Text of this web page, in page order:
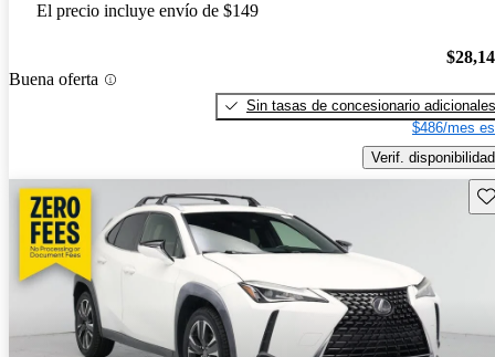
El precio incluye envío de $149
Buena oferta
Sin tasas de concesionario adicionales
$486/mes
Verif. disponibilidad